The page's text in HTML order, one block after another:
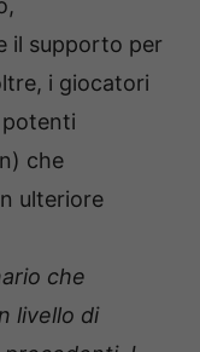
il supporto per
i giocatori
che
ulteriore
che
livello di